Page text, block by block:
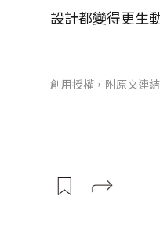
設計都變得更生
創用授權，附原文連